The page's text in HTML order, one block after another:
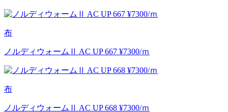
布
ノルディウォームⅡ AC UP 667 ¥7300/ｍ
布
ノルディウォームⅡ AC UP 668 ¥7300/ｍ